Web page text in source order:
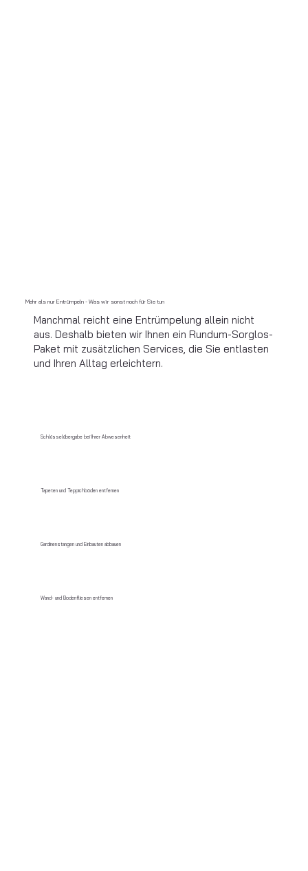
Mehr als nur Entrümpeln - Was wir sonst noch für Sie tun
Manchmal reicht eine Entrümpelung allein nicht
aus. Deshalb bieten wir Ihnen ein Rundum-Sorglos-
Paket mit zusätzlichen Services, die Sie entlasten
und Ihren Alltag erleichtern.
Schlüsselübergabe bei Ihrer Abwesenheit
Tapeten und Teppichböden entfernen
Gardinenstangen und Einbauten abbauen
Wand- und Bodenfliesen entfernen